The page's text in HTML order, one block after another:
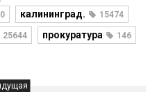
калининград. 15474
25644 прокуратура 146